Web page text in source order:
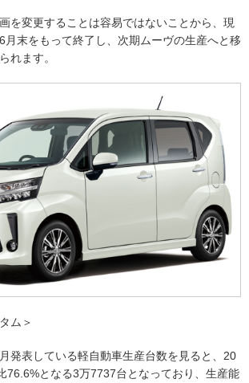
を変更することは容易ではないことから、現
月末をもって終了し、次期ムーヴの生産へと移
れます。
ム＞
発表している軽自動車生産台数を見ると、20
76.6%となる3万7737台となっており、生産能